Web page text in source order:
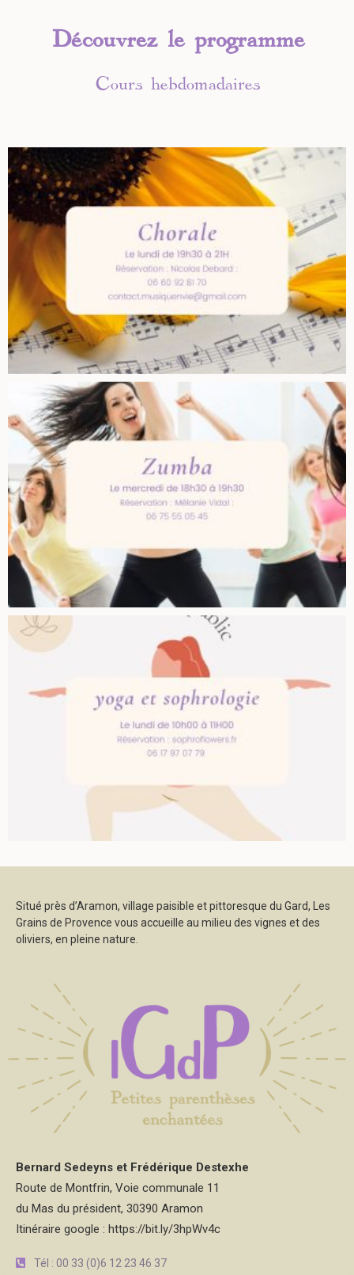
Découvrez le programme
Cours hebdomadaires
Situé près d’Aramon, village paisible et pittoresque du Gard, Les
Grains de Provence vous accueille au milieu des vignes et des
oliviers, en pleine nature.
Bernard Sedeyns et Frédérique Destexhe
Route de Montfrin, Voie communale 11
du Mas du président, 30390 Aramon
Itinéraire google : https://bit.ly/3hpWv4c
Tél : 00 33 (0)6 12 23 46 37